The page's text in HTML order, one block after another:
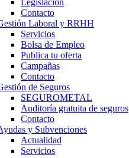
Contacto
Laboral y RRHH
Servicios
Bolsa de Empleo
Publica tu oferta
Campañas
Contacto
de Seguros
SEGUROMETAL
Auditoría gratuita de seguros
Contacto
y Subvenciones
Actualidad
Servicios